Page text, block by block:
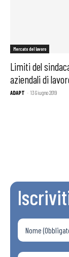
Mercato del lavoro
Limiti del
aziendali di
ADAPT - 13 Giugno 2019